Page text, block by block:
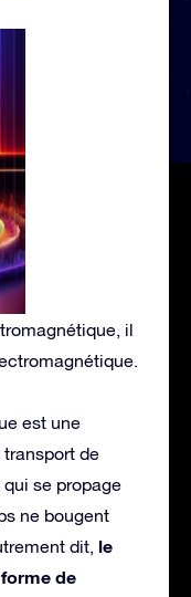
il
est une
de
se propage
ne bougent
dit, le
de